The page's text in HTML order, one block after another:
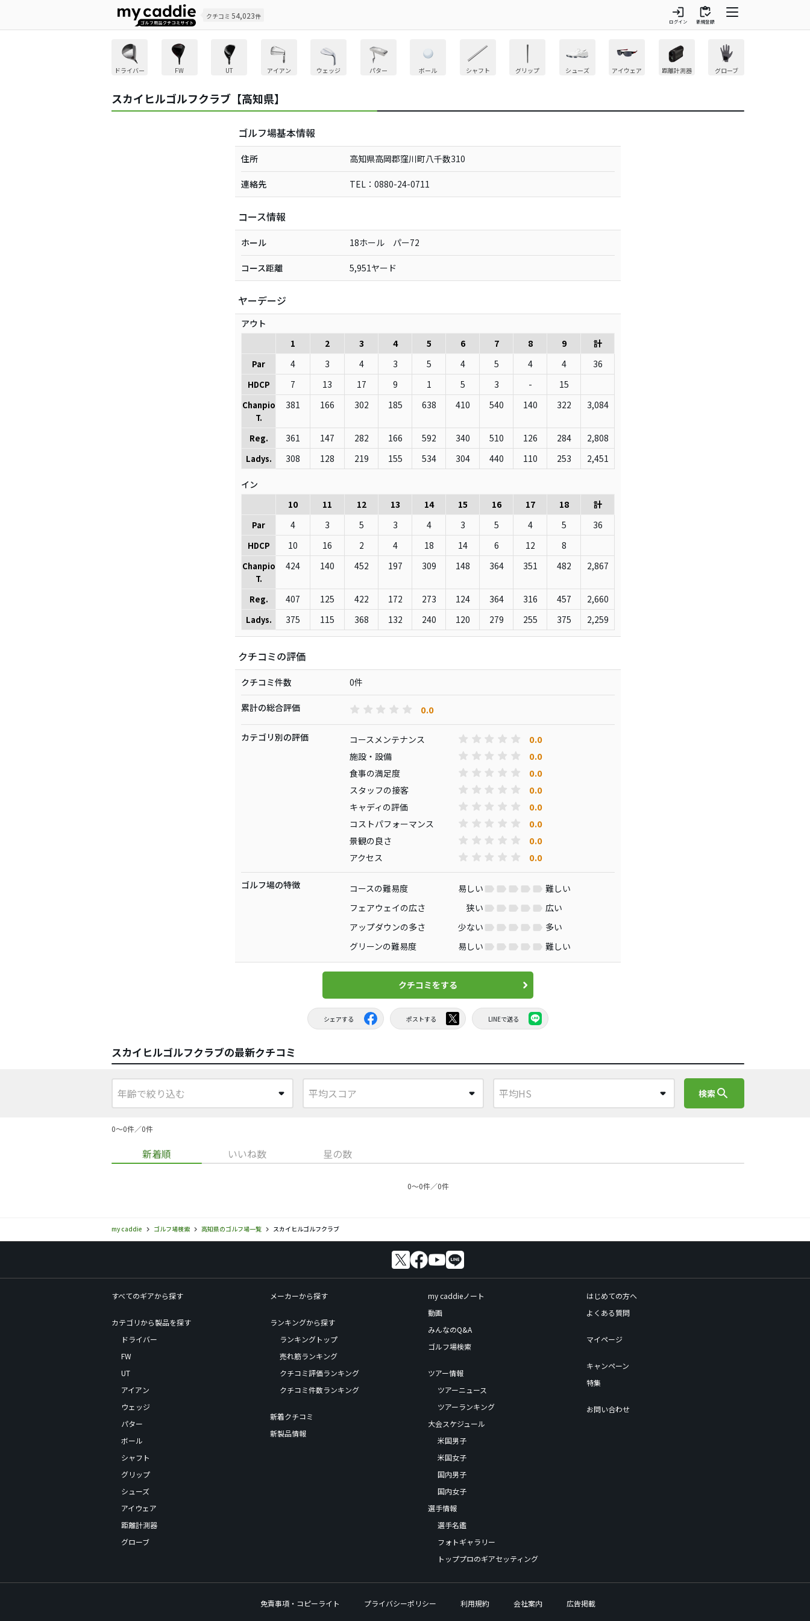
クチコミ 54,023件 login
ログイン
inventory
新規登録
ドライバー FW UT アイアン ウェッジ パター ボール シャフト グリップ シューズ アイウェア 距離計測器 グローブ
スカイヒルゴルフクラブ【高知県】
ゴルフ場基本情報
住所 高知県高岡郡窪川町八千数310
連絡先 TEL：0880-24-0711
コース情報
ホール 18ホール パー72
コース距離 5,951ヤード
ヤーデージ
アウト
1
2 3 4 5 6 7 8 9 計
Par 4 3 4 3 5 4 5 4 4 36
HDCP 7 13 17 9 1 5 3 - 15
Chanpio
T.
381 166 302 185 638 410 540 140 322 3,084
Reg. 361 147 282 166 592 340 510 126 284 2,808
Ladys. 308 128 219 155 534 304 440 110 253 2,451
イン
10
11 12 13 14 15 16 17 18 計
Par 4 3 5 3 4 3 5 4 5 36
HDCP 10 16 2 4 18 14 6 12 8
Chanpio
T.
424 140 452 197 309 148 364 351 482 2,867
Reg. 407 125 422 172 273 124 364 316 457 2,660
Ladys. 375 115 368 132 240 120 279 255 375 2,259
クチコミの評価
クチコミ件数 0件
累計の総合評価 0.0
カテゴリ別の評価 コースメンテナンス 0.0
施設・設備 0.0
食事の満足度 0.0
スタッフの接客 0.0
キャディの評価 0.0
コストパフォーマンス 0.0
景観の良さ 0.0
アクセス 0.0
ゴルフ場の特徴 コースの難易度 易しい
難しい
フェアウェイの広さ
狭い
広い
アップダウンの多さ
少ない
多い
グリーンの難易度
易しい 難しい
クチコミをする
シェアする ポストする LINEで送る
スカイヒルゴルフクラブの最新クチコミ
検索search
0〜0件／0件
新着順 いいね数 星の数
0〜0件／0件
my caddie ゴルフ場検索 高知県のゴルフ場一覧 スカイヒルゴルフクラブ
すべてのギアから探す
カテゴリから製品を探す
ドライバー
FW
UT
アイアン
ウェッジ
パター
ボール
シャフト
グリップ
シューズ
アイウェア
距離計測器
グローブ
メーカーから探す
ランキングから探す
ランキングトップ
売れ筋ランキング
クチコミ評価ランキング
クチコミ件数ランキング
新着クチコミ
新製品情報
my caddieノート
動画
みんなのQ&A
ゴルフ場検索
ツアー情報
ツアーニュース
ツアーランキング
大会スケジュール
米国男子
米国女子
国内男子
国内女子
選手情報
選手名鑑
フォトギャラリー
トッププロのギアセッティング
はじめての方へ
よくある質問
マイページ
キャンペーン
特集
お問い合わせ
免責事項・コピーライト プライバシーポリシー 利用規約 会社案内 広告掲載